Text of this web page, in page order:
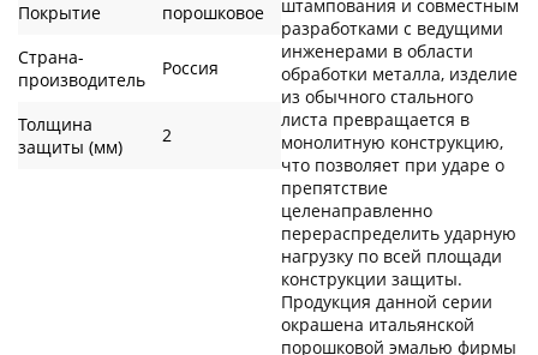
Покрытие
порошковое
Страна-
производитель
Россия
Толщина
защиты (мм)
2
штампования и совместным
разработками с ведущими
инженерами в области
обработки металла, изделие
из обычного стального
листа превращается в
монолитную конструкцию,
что позволяет при ударе о
препятствие
целенаправленно
перераспределить ударную
нагрузку по всей площади
конструкции защиты.
Продукция данной серии
окрашена итальянской
порошковой эмалью фирмы